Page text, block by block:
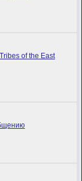
of the East